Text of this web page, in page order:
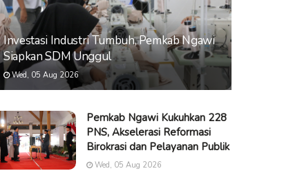
Investasi Industri Tumbuh, Pemkab Ngawi
Siapkan SDM Unggul
Wed, 05 Aug 2026
Pemkab Ngawi Kukuhkan 228
PNS, Akselerasi Reformasi
Birokrasi dan Pelayanan Publik
Wed, 05 Aug 2026